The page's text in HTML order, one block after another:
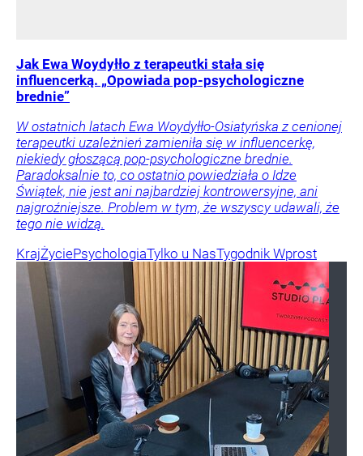
Jak Ewa Woydyłło z terapeutki stała się
influencerką. „Opowiada pop-psychologiczne
brednie”
W ostatnich latach Ewa Woydyłło-Osiatyńska z cenionej
terapeutki uzależnień zamieniła się w influencerkę,
niekiedy głoszącą pop-psychologiczne brednie.
Paradoksalnie to, co ostatnio powiedziała o Idze
Świątek, nie jest ani najbardziej kontrowersyjne, ani
najgroźniejsze. Problem w tym, że wszyscy udawali, że
tego nie widzą.
KrajŻyciePsychologiaTylko u NasTygodnik Wprost